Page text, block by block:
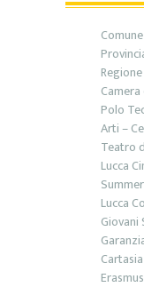
Polo
Arti –
Teatro
Lucca
Lucca
Giovani
Cartasia